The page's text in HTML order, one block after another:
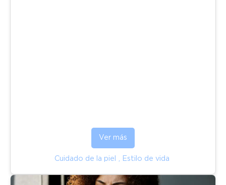
Ver más
Cuidado de la piel , Estilo de vida